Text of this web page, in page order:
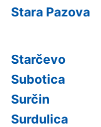
Stara Pazova
Starčevo
Subotica
Surčin
Surdulica